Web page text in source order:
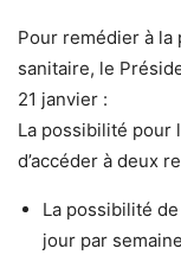
Pour remédier à
sanitaire, le
21 janvier :
La possibilité pour
d’accéder à deux
La possibilité
jour par